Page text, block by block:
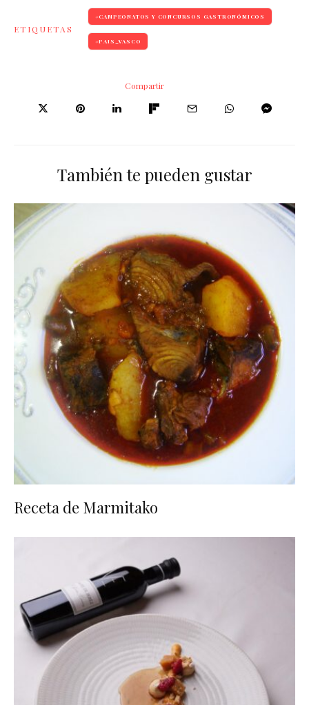
ETIQUETAS
CAMPEONATOS Y CONCURSOS GASTRONÓMICOS
PAIS_VASCO
Compartir
También te pueden gustar
Receta de Marmitako